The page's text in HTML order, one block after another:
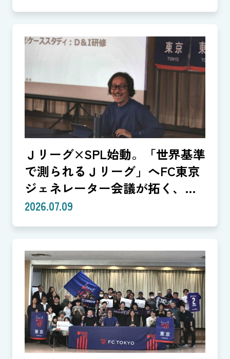
Ｊリーグ×SPL始動。「世界基準
で測られるＪリーグ」へFC東京
ジェネレーター会議が拓く、
「社会価値」を投資言語に変え
る共創モデル—SROIで「いい
クラブは「社会実装」のハブへ
—（Splat Inc. 横井良昭）【後
編】
2026.07.09